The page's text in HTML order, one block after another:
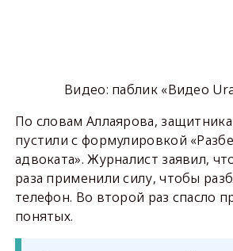
Видео: паблик «Видео
По словам Аллаярова,
пустили с формулировкой
адвоката». Журналист заявил,
раза применили силу, чтобы
телефон. Во второй раз спасло
понятых.